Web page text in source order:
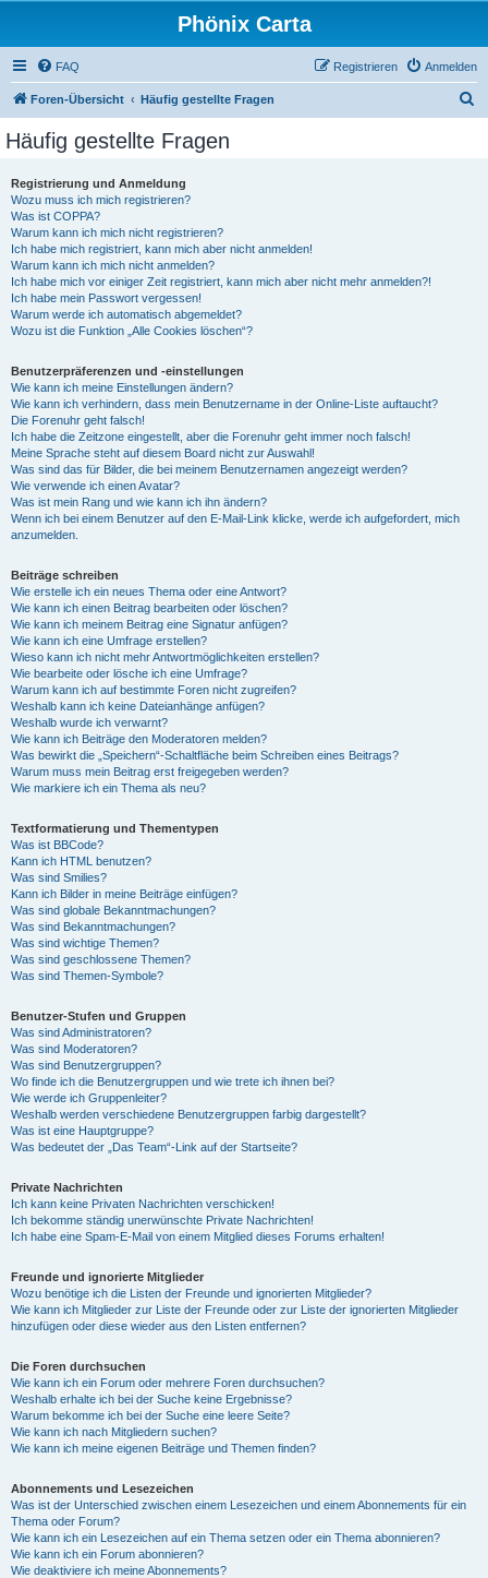
Phönix Carta
FAQ Anmelden
Registrieren
Foren-Übersicht Häufig gestellte Fragen
Häufig gestellte Fragen
Registrierung und Anmeldung
Wozu muss ich mich registrieren?
Was ist COPPA?
Warum kann ich mich nicht registrieren?
Ich habe mich registriert, kann mich aber nicht anmelden!
Warum kann ich mich nicht anmelden?
Ich habe mich vor einiger Zeit registriert, kann mich aber nicht mehr anmelden?!
Ich habe mein Passwort vergessen!
Warum werde ich automatisch abgemeldet?
Wozu ist die Funktion „Alle Cookies löschen“?
Benutzerpräferenzen und -einstellungen
Wie kann ich meine Einstellungen ändern?
Wie kann ich verhindern, dass mein Benutzername in der Online-Liste auftaucht?
Die Forenuhr geht falsch!
Ich habe die Zeitzone eingestellt, aber die Forenuhr geht immer noch falsch!
Meine Sprache steht auf diesem Board nicht zur Auswahl!
Was sind das für Bilder, die bei meinem Benutzernamen angezeigt werden?
Wie verwende ich einen Avatar?
Was ist mein Rang und wie kann ich ihn ändern?
Wenn ich bei einem Benutzer auf den E-Mail-Link klicke, werde ich aufgefordert, mich
anzumelden.
Beiträge schreiben
Wie erstelle ich ein neues Thema oder eine Antwort?
Wie kann ich einen Beitrag bearbeiten oder löschen?
Wie kann ich meinem Beitrag eine Signatur anfügen?
Wie kann ich eine Umfrage erstellen?
Wieso kann ich nicht mehr Antwortmöglichkeiten erstellen?
Wie bearbeite oder lösche ich eine Umfrage?
Warum kann ich auf bestimmte Foren nicht zugreifen?
Weshalb kann ich keine Dateianhänge anfügen?
Weshalb wurde ich verwarnt?
Wie kann ich Beiträge den Moderatoren melden?
Was bewirkt die „Speichern“-Schaltfläche beim Schreiben eines Beitrags?
Warum muss mein Beitrag erst freigegeben werden?
Wie markiere ich ein Thema als neu?
Textformatierung und Thementypen
Was ist BBCode?
Kann ich HTML benutzen?
Was sind Smilies?
Kann ich Bilder in meine Beiträge einfügen?
Was sind globale Bekanntmachungen?
Was sind Bekanntmachungen?
Was sind wichtige Themen?
Was sind geschlossene Themen?
Was sind Themen-Symbole?
Benutzer-Stufen und Gruppen
Was sind Administratoren?
Was sind Moderatoren?
Was sind Benutzergruppen?
Wo finde ich die Benutzergruppen und wie trete ich ihnen bei?
Wie werde ich Gruppenleiter?
Weshalb werden verschiedene Benutzergruppen farbig dargestellt?
Was ist eine Hauptgruppe?
Was bedeutet der „Das Team“-Link auf der Startseite?
Private Nachrichten
Ich kann keine Privaten Nachrichten verschicken!
Ich bekomme ständig unerwünschte Private Nachrichten!
Ich habe eine Spam-E-Mail von einem Mitglied dieses Forums erhalten!
Freunde und ignorierte Mitglieder
Wozu benötige ich die Listen der Freunde und ignorierten Mitglieder?
Wie kann ich Mitglieder zur Liste der Freunde oder zur Liste der ignorierten Mitglieder
hinzufügen oder diese wieder aus den Listen entfernen?
Die Foren durchsuchen
Wie kann ich ein Forum oder mehrere Foren durchsuchen?
Weshalb erhalte ich bei der Suche keine Ergebnisse?
Warum bekomme ich bei der Suche eine leere Seite?
Wie kann ich nach Mitgliedern suchen?
Wie kann ich meine eigenen Beiträge und Themen finden?
Abonnements und Lesezeichen
Was ist der Unterschied zwischen einem Lesezeichen und einem Abonnements für ein
Thema oder Forum?
Wie kann ich ein Lesezeichen auf ein Thema setzen oder ein Thema abonnieren?
Wie kann ich ein Forum abonnieren?
Wie deaktiviere ich meine Abonnements?